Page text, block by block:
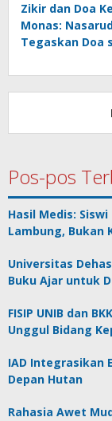
Zikir dan Doa
Monas:
Tegaskan Doa
Pos-pos
Hasil Medis:
Lambung, Bukan
Universitas
Buku Ajar untuk
FISIP UNIB dan
Unggul Bidang
IAD Integrasikan
Depan Hutan
Rahasia Awet